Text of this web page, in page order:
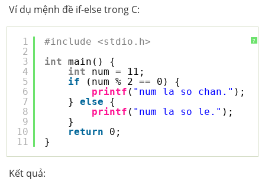
Ví dụ mệnh đề if-else trong C:
?
1
2
3
4
5
6
7
8
9
10
11
#include <stdio.h>
int
main() {
int
num = 11;
if
(num % 2 == 0) {
printf ( "num la so chan." );
} else
{
printf ( "num la so le." );
}
return
0;
}
Kết quả: